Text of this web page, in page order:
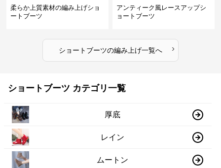
柔らか上質素材の編み上げショ
ートブーツ
アンティーク風レースアップシ
ョートブーツ
ショートブーツの編み上げ一覧へ ›
ショートブーツ カテゴリ一覧
厚底
レイン
ムートン